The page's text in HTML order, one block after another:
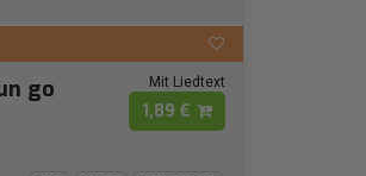
go
Mit Liedtext
1,89 €